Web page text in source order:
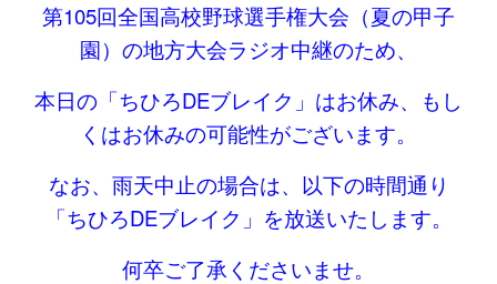
第105回全国高校野球選手権大会（夏の甲子
園）の地方大会ラジオ中継のため、
本日の「ちひろDEブレイク」はお休み、もし
くはお休みの可能性がございます。
なお、雨天中止の場合は、以下の時間通り
「ちひろDEブレイク」を放送いたします。
何卒ご了承くださいませ。